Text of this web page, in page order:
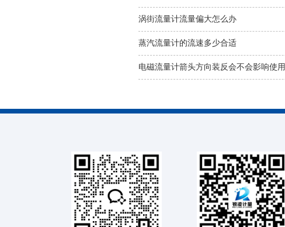
涡街流量计流量偏大怎么办
蒸汽流量计的流速多少合适
电磁流量计箭头方向装反会不会影响使用